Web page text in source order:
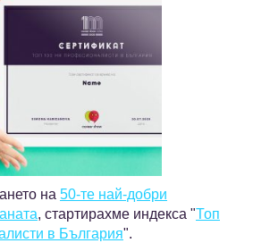
на 50-те най-добри
, стартирахме индекса "Топ
в България".